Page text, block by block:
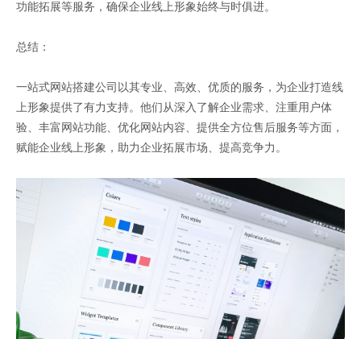
功能拓展等服务，确保企业线上形象始终与时俱进。
总结：
一站式网站搭建公司以其专业、高效、优质的服务，为企业打造线
上形象提供了有力支持。他们从深入了解企业需求、注重用户体
验、丰富网站功能、优化网站内容、提供全方位售后服务等方面，
赋能企业线上形象，助力企业拓展市场、提高竞争力。